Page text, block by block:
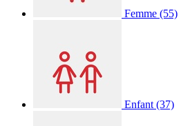
Femme (55)
Enfant (37)